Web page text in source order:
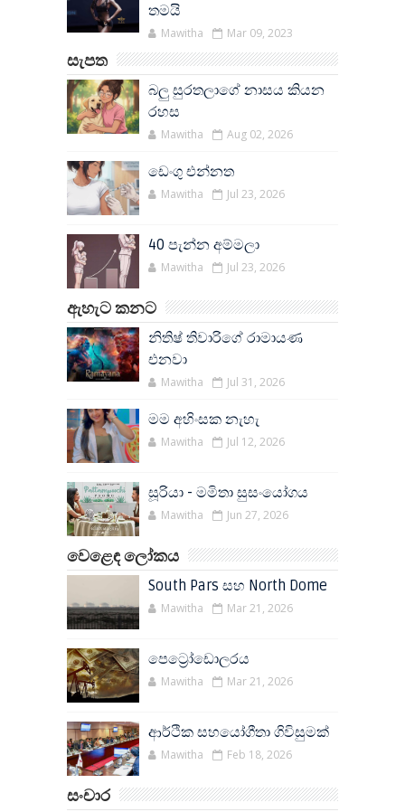
තමයි
Mawitha Mar 09, 2023
සැපත
බලු සුරතලාගේ නාසය කියන
රහස
Mawitha Aug 02, 2026
ඩෙංගු එන්නත
Mawitha Jul 23, 2026
40 පැන්න අම්මලා
Mawitha Jul 23, 2026
ඇහැට කනට
නිතිෂ් තිවාරිගේ රාමායණ
එනවා
Mawitha Jul 31, 2026
මම අහිංසක නැහැ
Mawitha Jul 12, 2026
සූරියා - මමිතා සුසංයෝගය
Mawitha Jun 27, 2026
වෙළෙඳ ලෝකය
South Pars සහ North Dome
Mawitha Mar 21, 2026
පෙට්‍රෝඩොලරය
Mawitha Mar 21, 2026
ආර්ථික සහයෝගීතා ගිවිසුමක්
Mawitha Feb 18, 2026
සංචාර